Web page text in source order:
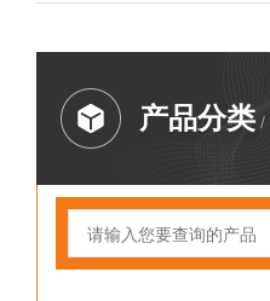
产品分类 /